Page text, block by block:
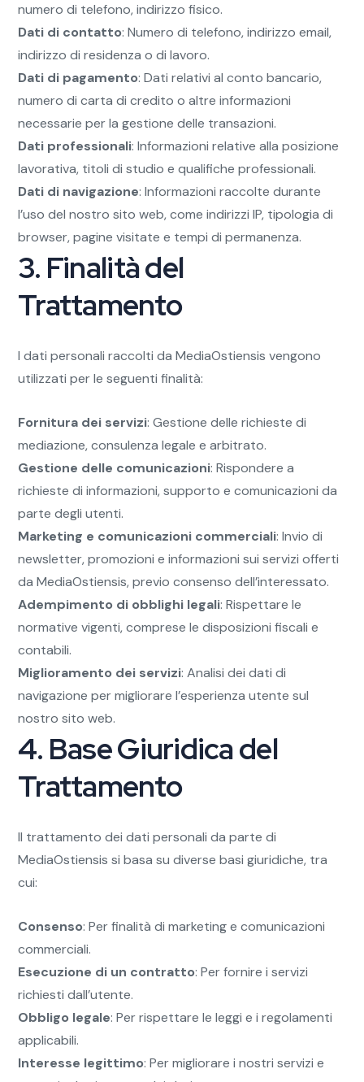
numero di telefono, indirizzo fisico.
Dati di contatto: Numero di telefono, indirizzo email,
indirizzo di residenza o di lavoro.
Dati di pagamento: Dati relativi al conto bancario,
numero di carta di credito o altre informazioni
necessarie per la gestione delle transazioni.
Dati professionali: Informazioni relative alla posizione
lavorativa, titoli di studio e qualifiche professionali.
Dati di navigazione: Informazioni raccolte durante
l’uso del nostro sito web, come indirizzi IP, tipologia di
browser, pagine visitate e tempi di permanenza.
3. Finalità del
Trattamento
I dati personali raccolti da MediaOstiensis vengono
utilizzati per le seguenti finalità:
Fornitura dei servizi: Gestione delle richieste di
mediazione, consulenza legale e arbitrato.
Gestione delle comunicazioni: Rispondere a
richieste di informazioni, supporto e comunicazioni da
parte degli utenti.
Marketing e comunicazioni commerciali: Invio di
newsletter, promozioni e informazioni sui servizi offerti
da MediaOstiensis, previo consenso dell’interessato.
Adempimento di obblighi legali: Rispettare le
normative vigenti, comprese le disposizioni fiscali e
contabili.
Miglioramento dei servizi: Analisi dei dati di
navigazione per migliorare l’esperienza utente sul
nostro sito web.
4. Base Giuridica del
Trattamento
Il trattamento dei dati personali da parte di
MediaOstiensis si basa su diverse basi giuridiche, tra
cui:
Consenso: Per finalità di marketing e comunicazioni
commerciali.
Esecuzione di un contratto: Per fornire i servizi
richiesti dall’utente.
Obbligo legale: Per rispettare le leggi e i regolamenti
applicabili.
Interesse legittimo: Per migliorare i nostri servizi e